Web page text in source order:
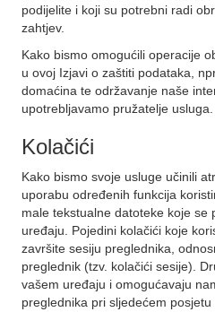
podijelite i koji su potrebni radi
zahtjev.
Kako bismo omogućili operacije
u ovoj Izjavi o zaštiti podataka,
domaćina te održavanje naše
upotrebljavamo pružatelje usluga.
Kolačići
Kako bismo svoje usluge učinili
uporabu određenih funkcija
male tekstualne datoteke koje se
uređaju. Pojedini kolačići koje
završite sesiju preglednika,
preglednik (tzv. kolačići sesije).
vašem uređaju i omogućavaju
preglednika pri sljedećem